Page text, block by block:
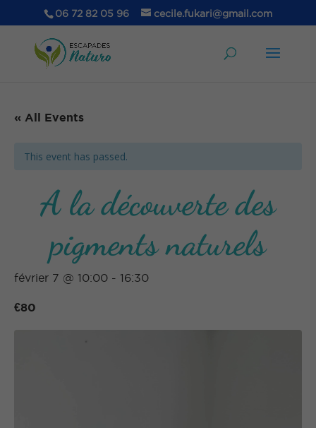
06 72 82 05 96 cecile.fukari@gmail.com
« All Events
This event has passed.
A la découverte des
pigments naturels
février 7 @ 10:00 - 16:30
€80